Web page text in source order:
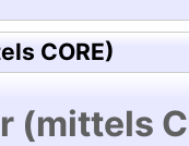
CORE)
(mittels